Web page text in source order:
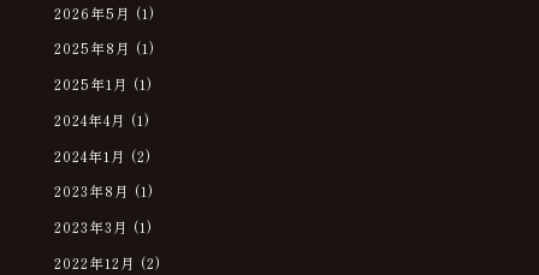
2026年5月 (1)
2025年8月 (1)
2025年1月 (1)
2024年4月 (1)
2024年1月 (2)
2023年8月 (1)
2023年3月 (1)
2022年12月 (2)